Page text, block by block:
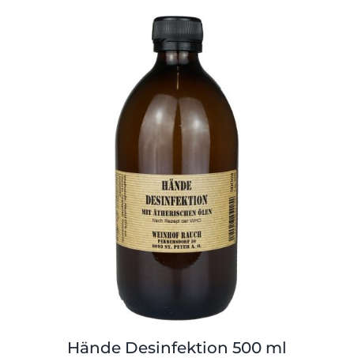
Hände Desinfektion 500 ml